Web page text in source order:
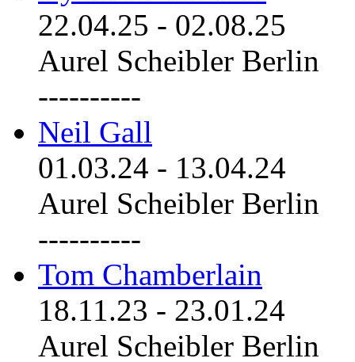
22.04.25 - 02.08.25
Aurel Scheibler Berlin
----------
Neil Gall
01.03.24 - 13.04.24
Aurel Scheibler Berlin
----------
Tom Chamberlain
18.11.23 - 23.01.24
Aurel Scheibler Berlin